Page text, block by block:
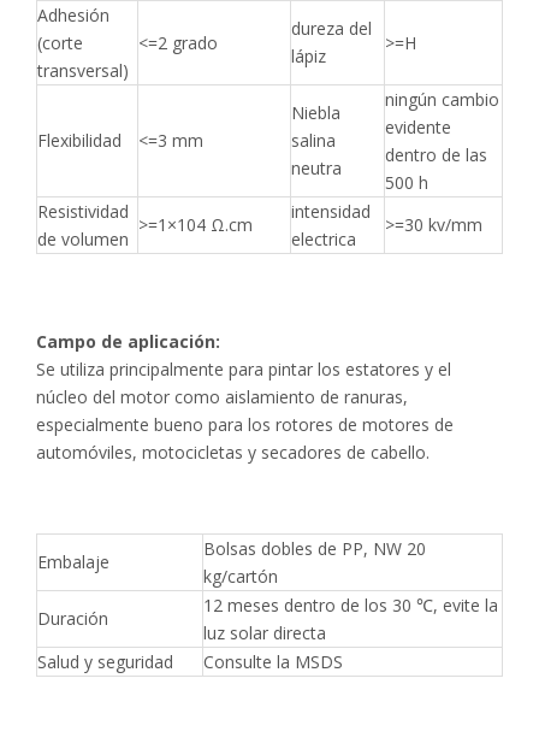
Adhesión
(corte
transversal)
<=2 grado
dureza del
lápiz
>=H
Flexibilidad <=3 mm
Niebla
salina
neutra
ningún cambio
evidente
dentro de las
500 h
Resistividad
de volumen
>=1×104 Ω.cm
intensidad
electrica
>=30 kv/mm
Campo de aplicación:
Se utiliza principalmente para pintar los estatores y el
núcleo del motor como aislamiento de ranuras,
especialmente bueno para los rotores de motores de
automóviles, motocicletas y secadores de cabello.
Embalaje
Bolsas dobles de PP, NW 20
kg/cartón
Duración
12 meses dentro de los 30 ℃, evite la
luz solar directa
Salud y seguridad
Consulte la MSDS